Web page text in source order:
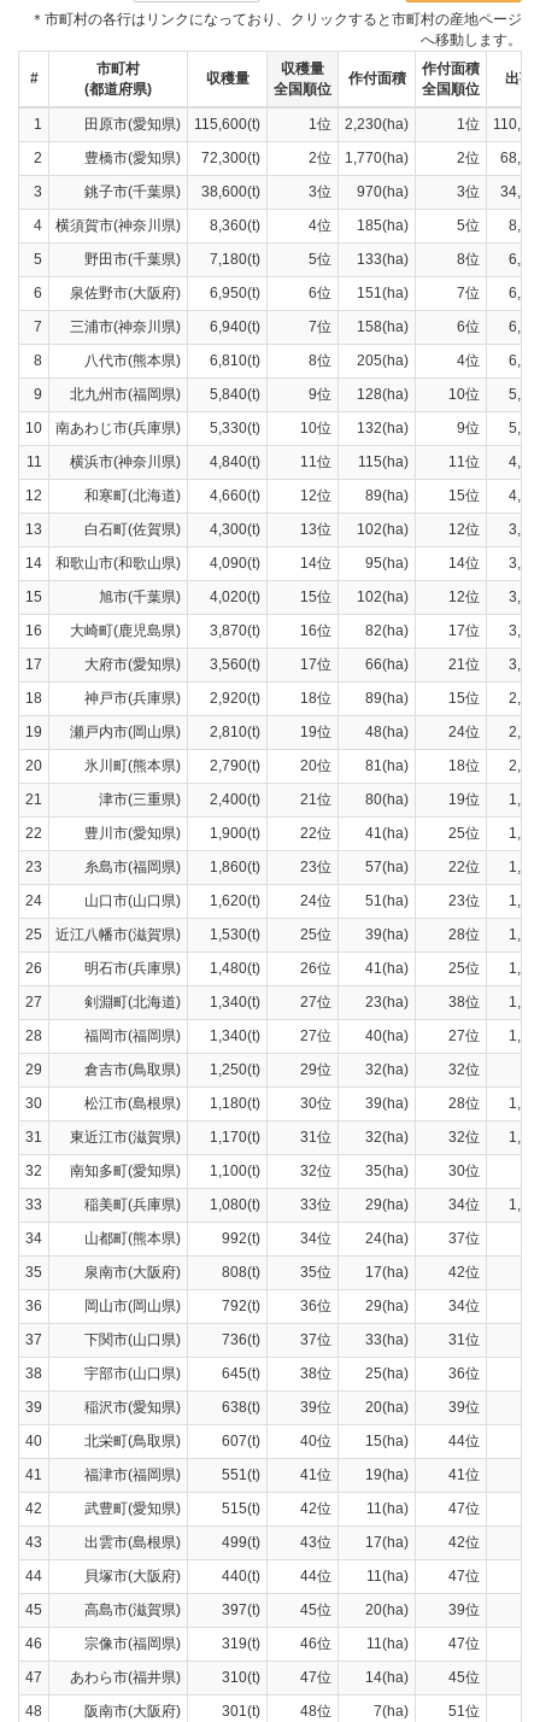
＊市町村の各行はリンクになっており、クリックすると市町村の産地ページ
へ移動します。
#
市町村
(都道府県)
収穫量
収穫量
全国順位
作付面積
作付面積
全国順位
出荷
1 田原市(愛知県) 115,600(t) 1位 2,230(ha) 1位
2
豊橋市(愛知県) 72,300(t) 2位 1,770(ha) 2位
3
銚子市(千葉県) 38,600(t) 3位 970(ha) 3位
4
横須賀市(神奈川県) 8,360(t) 4位 185(ha) 5位
5
野田市(千葉県) 7,180(t) 5位 133(ha) 8位
6
泉佐野市(大阪府) 6,950(t) 6位 151(ha) 7位
7
三浦市(神奈川県) 6,940(t) 7位 158(ha) 6位
8
八代市(熊本県) 6,810(t) 8位 205(ha) 4位
9
北九州市(福岡県) 5,840(t) 9位 128(ha) 10位
10
南あわじ市(兵庫県) 5,330(t) 10位 132(ha) 9位
11
横浜市(神奈川県) 4,840(t) 11位 115(ha) 11位
12
和寒町(北海道) 4,660(t) 12位 89(ha) 15位
13
白石町(佐賀県) 4,300(t) 13位 102(ha) 12位
14
和歌山市(和歌山県) 4,090(t) 14位 95(ha) 14位
15
旭市(千葉県) 4,020(t) 15位 102(ha) 12位
16
大崎町(鹿児島県) 3,870(t) 16位 82(ha) 17位
17
大府市(愛知県) 3,560(t) 17位 66(ha) 21位
18
神戸市(兵庫県) 2,920(t) 18位 89(ha) 15位
19
瀬戸内市(岡山県) 2,810(t) 19位 48(ha) 24位
20
氷川町(熊本県) 2,790(t) 20位 81(ha) 18位
21
津市(三重県) 2,400(t) 21位 80(ha) 19位
22
豊川市(愛知県) 1,900(t) 22位 41(ha) 25位
23
糸島市(福岡県) 1,860(t) 23位 57(ha) 22位
24
山口市(山口県) 1,620(t) 24位 51(ha) 23位
25
近江八幡市(滋賀県) 1,530(t) 25位 39(ha) 28位
26
明石市(兵庫県) 1,480(t) 26位 41(ha) 25位
27
剣淵町(北海道) 1,340(t) 27位 23(ha) 38位
28
福岡市(福岡県) 1,340(t) 27位 40(ha) 27位
29
倉吉市(鳥取県) 1,250(t) 29位 32(ha) 32位
30
松江市(島根県) 1,180(t) 30位 39(ha) 28位
31
東近江市(滋賀県) 1,170(t) 31位 32(ha) 32位
32
南知多町(愛知県) 1,100(t) 32位 35(ha) 30位
33
稲美町(兵庫県) 1,080(t) 33位 29(ha) 34位
34
山都町(熊本県) 992(t) 34位 24(ha) 37位
35
泉南市(大阪府) 808(t) 35位 17(ha) 42位
36
岡山市(岡山県) 792(t) 36位 29(ha) 34位
37
下関市(山口県) 736(t) 37位 33(ha) 31位
38
宇部市(山口県) 645(t) 38位 25(ha) 36位
39
稲沢市(愛知県) 638(t) 39位 20(ha) 39位
40
北栄町(鳥取県) 607(t) 40位 15(ha) 44位
41
福津市(福岡県) 551(t) 41位 19(ha) 41位
42
武豊町(愛知県) 515(t) 42位 11(ha) 47位
43
出雲市(島根県) 499(t) 43位 17(ha) 42位
44
貝塚市(大阪府) 440(t) 44位 11(ha) 47位
45
高島市(滋賀県) 397(t) 45位 20(ha) 39位
46
宗像市(福岡県) 319(t) 46位 11(ha) 47位
47
あわら市(福井県) 310(t) 47位 14(ha) 45位
48
阪南市(大阪府) 301(t) 48位 7(ha) 51位